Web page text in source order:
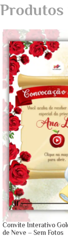
Produtos
Convite Interativo
de Neve – Sem Fotos